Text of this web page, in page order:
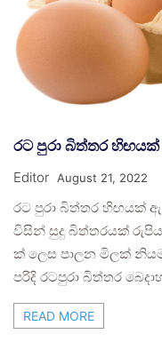
රට පුරා බිත්තර
Editor August 21, 2022
රට පුරා බිත්තර හිඟයක්
විසින් සුදු බිත්තරයක්
ක් ලෙස පාලන මිලක්
පරිදි රටපුරා බිත්තර
READ MORE